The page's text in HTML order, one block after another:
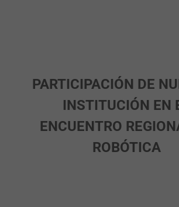
PARTICIPACIÓN DE
INSTITUCIÓN EN
ENCUENTRO
ROBÓTICA